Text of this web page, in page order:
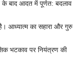
के बाद आदत में पूर्णत: बदलाव
आध्यात्म का सहारा और गुरु
भटकाव पर नियंत्रण की